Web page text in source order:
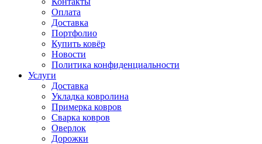
Оплата
Доставка
Портфолио
Купить ковёр
Новости
Политика конфиденциальности
Услуги
Доставка
Укладка ковролина
Примерка ковров
Сварка ковров
Оверлок
Дорожки